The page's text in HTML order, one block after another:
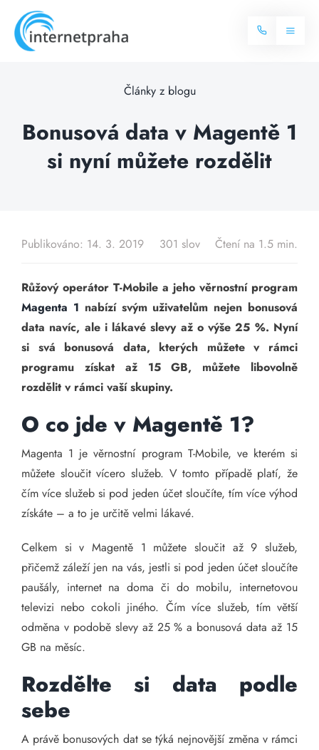
content
Toggle
Balíčky internetu
Televize
Blog
Kontakt
Články z blogu
Bonusová data v Magentě 1
si nyní můžete rozdělit
Publikováno: 14. 3. 2019 301 slov Čtení na 1.5 min.
Růžový operátor T-Mobile a jeho věrnostní program
Magenta 1 nabízí svým uživatelům nejen bonusová
data navíc, ale i lákavé slevy až o výše 25 %. Nyní
si svá bonusová data, kterých můžete v rámci
programu získat až 15 GB, můžete libovolně
rozdělit v rámci vaší skupiny.
O co jde v Magentě 1?
Magenta 1 je věrnostní program T-Mobile, ve kterém si
můžete sloučit vícero služeb. V tomto případě platí, že
čím více služeb si pod jeden účet sloučíte, tím více výhod
získáte – a to je určitě velmi lákavé.
Celkem si v Magentě 1 můžete sloučit až 9 služeb,
přičemž záleží jen na vás, jestli si pod jeden účet sloučíte
paušály, internet na doma či do mobilu, internetovou
televizi nebo cokoli jiného. Čím více služeb, tím větší
odměna v podobě slevy až 25 % a bonusová data až 15
GB na měsíc.
Rozdělte si data podle
sebe
A právě bonusových dat se týká nejnovější změna v rámci